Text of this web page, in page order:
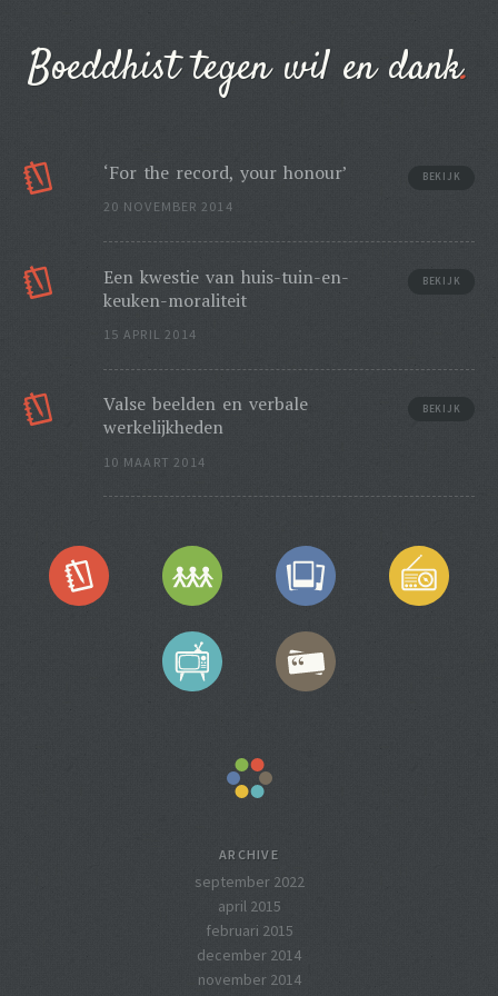
Boeddhist tegen wil en dank
BEKIJK
‘For the record, your honour’
20 NOVEMBER 2014
BEKIJK
Een kwestie van huis-tuin-en-
keuken-moraliteit
15 APRIL 2014
BEKIJK
Valse beelden en verbale
werkelijkheden
10 MAART 2014
ARCHIVE
september 2022
april 2015
februari 2015
december 2014
november 2014